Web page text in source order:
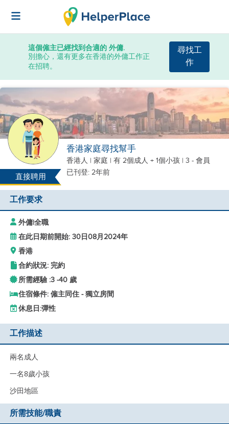
這個僱主已經找到合適的 外傭.
別擔心，還有更多在香港的外傭工作正
在招聘。
尋找工
作
直接聘用
香港家庭尋找幫手
香港人 | 家庭 | 有 2個成人 + 1個小孩 | 3 - 會員
已刊登: 2年前
工作要求
外傭|全職
在此日期前開始: 30日08月2024年
香港
合約狀況: 完約
所需經驗 :3 -40 歲
住宿條件: 僱主同住 - 獨立房間
休息日:彈性
工作描述
兩名成人
一名8歲小孩
沙田地區
所需技能/職責